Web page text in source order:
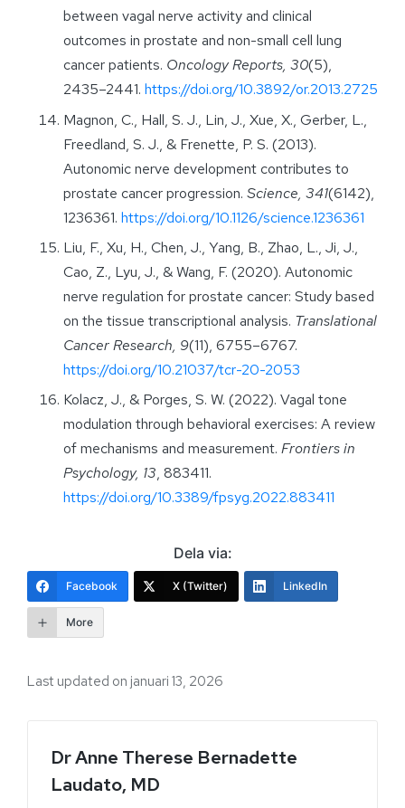
between vagal nerve activity and clinical
outcomes in prostate and non-small cell lung
cancer patients. Oncology Reports, 30(5),
2435–2441. https://doi.org/10.3892/or.2013.2725
Magnon, C., Hall, S. J., Lin, J., Xue, X., Gerber, L.,
Freedland, S. J., & Frenette, P. S. (2013).
Autonomic nerve development contributes to
prostate cancer progression. Science, 341(6142),
1236361. https://doi.org/10.1126/science.1236361
Liu, F., Xu, H., Chen, J., Yang, B., Zhao, L., Ji, J.,
Cao, Z., Lyu, J., & Wang, F. (2020). Autonomic
nerve regulation for prostate cancer: Study based
on the tissue transcriptional analysis. Translational
Cancer Research, 9(11), 6755–6767.
https://doi.org/10.21037/tcr-20-2053
Kolacz, J., & Porges, S. W. (2022). Vagal tone
modulation through behavioral exercises: A review
of mechanisms and measurement. Frontiers in
Psychology, 13, 883411.
https://doi.org/10.3389/fpsyg.2022.883411
Dela via:
Facebook X (Twitter) LinkedIn
More
Last updated on januari 13, 2026
Dr Anne Therese Bernadette
Laudato, MD